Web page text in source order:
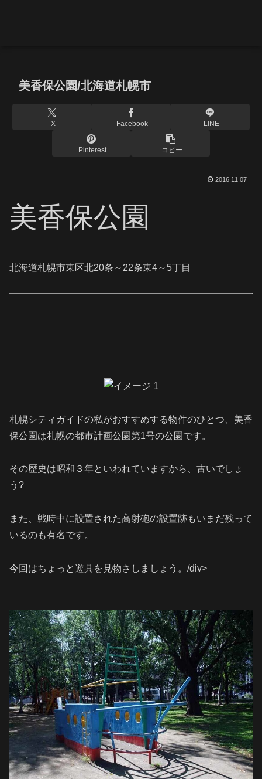
美香保公園/北海道札幌市
X Facebook LINE
Pinterest コピー
2016.11.07
美香保公園
北海道札幌市東区北20条～22条東4～5丁目
札幌シティガイドの私がおすすめする物件のひとつ、美香
保公園は札幌の都市計画公園第1号の公園です。
その歴史は昭和３年といわれていますから、古いでしょ
う?
また、戦時中に設置された高射砲の設置跡もいまだ残って
いるのも有名です。
今回はちょっと遊具を見物さしましょう。/div>